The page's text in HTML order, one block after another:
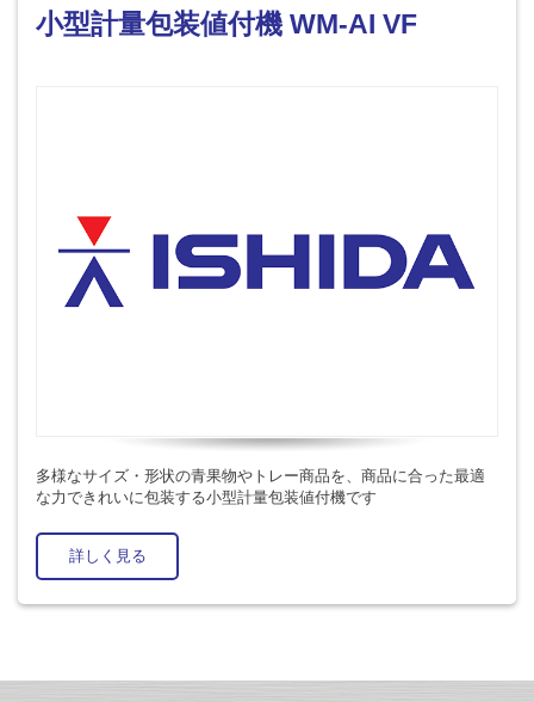
小型計量包装値付機 WM-AI VF
多様なサイズ・形状の青果物やトレー商品を、商品に合った最適
な力できれいに包装する小型計量包装値付機です
詳しく見る